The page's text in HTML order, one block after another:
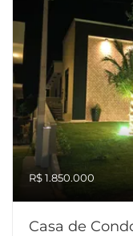
R$ 1.850.000
Casa de